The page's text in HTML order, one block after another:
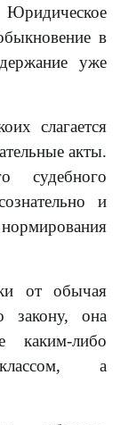
Юридическое
в
уже
слагается
акты.
судебного
и
от обычая
закону, она
каким-либо
а